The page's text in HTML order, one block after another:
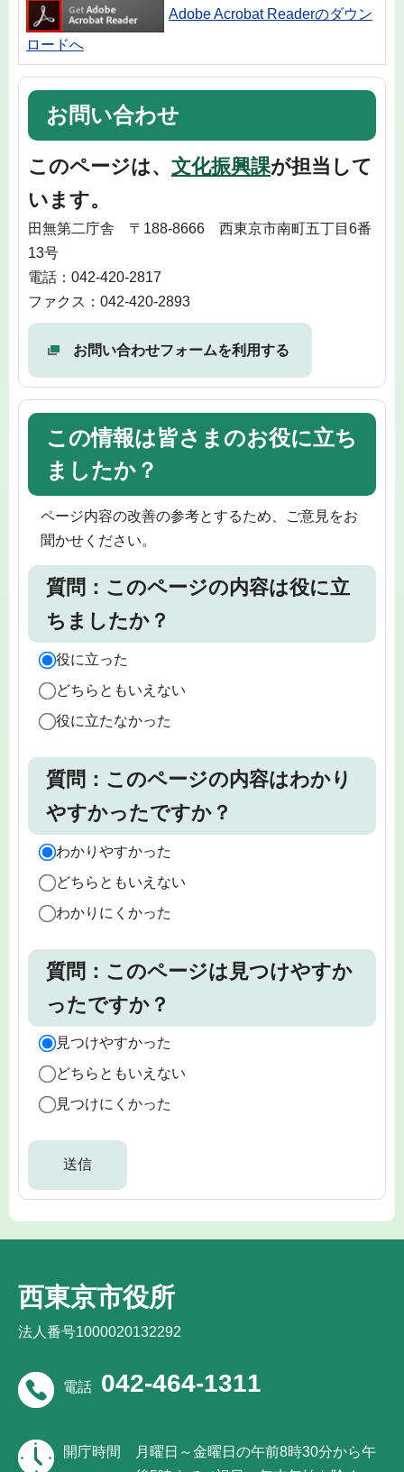
Adobe Acrobat Readerのダウン
ロードへ
お問い合わせ
このページは、 文化振興課が担当して
います。
田無第二庁舎 〒188-8666 西東京市南町五丁目6番
13号
電話：042-420-2817
ファクス：042-420-2893
お問い合わせフォームを利用する
この情報は皆さまのお役に立ち
ましたか？
ページ内容の改善の参考とするため、ご意見をお
聞かせください。
質問：このページの内容は役に立
ちましたか？
役に立った
どちらともいえない
役に立たなかった
質問：このページの内容はわかり
やすかったですか？
わかりやすかった
どちらともいえない
わかりにくかった
質問：このページは見つけやすか
ったですか？
見つけやすかった
どちらともいえない
見つけにくかった
西東京市役所
法人番号1000020132292
電話 042-464-1311
開庁時間
月曜日～金曜日の午前8時30分から午